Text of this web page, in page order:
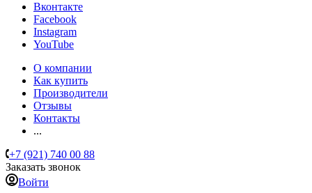
Вконтакте
Facebook
Instagram
YouTube
О компании
Как купить
Производители
Отзывы
Контакты
...
+7 (921) 740 00 88
Заказать звонок
Войти